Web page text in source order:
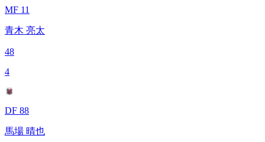
MF 11
青木 亮太
48
4
DF 88
馬場 晴也